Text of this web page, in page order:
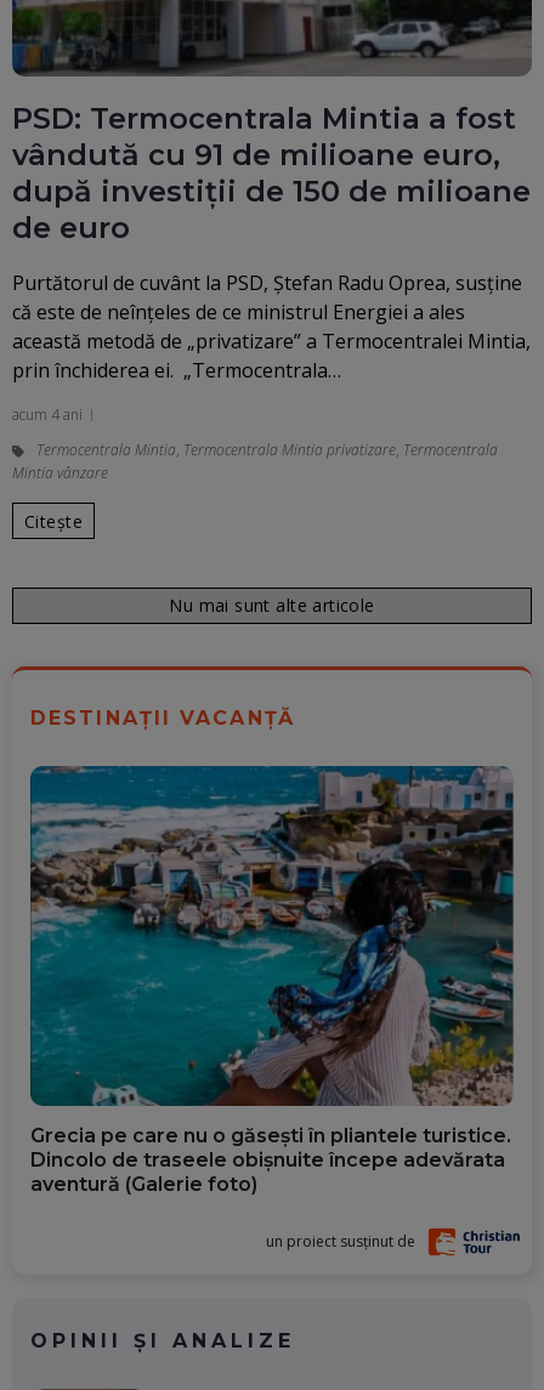
PSD: Termocentrala Mintia a fost
vândută cu 91 de milioane euro,
după investiții de 150 de milioane
de euro
Purtătorul de cuvânt la PSD, Ştefan Radu Oprea, susține
că este de neînţeles de ce ministrul Energiei a ales
această metodă de „privatizare” a Termocentralei Mintia,
prin închiderea ei. „Termocentrala…
acum 4 ani
Termocentrala Mintia, Termocentrala Mintia privatizare, Termocentrala
Mintia vânzare
Citește
Nu mai sunt alte articole
DESTINAȚII VACANȚĂ
Grecia pe care nu o găsești în pliantele turistice.
Dincolo de traseele obișnuite începe adevărata
aventură (Galerie foto)
un proiect susținut de
OPINII ȘI ANALIZE